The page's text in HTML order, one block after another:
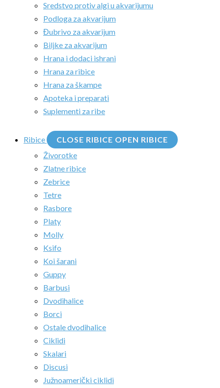
Sredstvo protiv algi u akvarijumu
Podloga za akvarijum
Đubrivo za akvarijum
Biljke za akvarijum
Hrana i dodaci ishrani
Hrana za ribice
Hrana za škampe
Apoteka i preparati
Suplementi za ribe
Ribice CLOSE RIBICE OPEN RIBICE
Živorotke
Zlatne ribice
Zebrice
Tetre
Rasbore
Platy
Molly
Ksifo
Koi šarani
Guppy
Barbusi
Dvodihalice
Borci
Ostale dvodihalice
Ciklidi
Skalari
Discusi
Južnoamerički ciklidi